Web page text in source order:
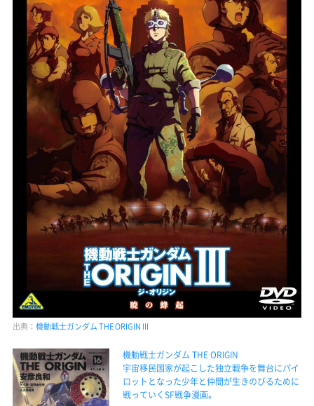
出典： 機動戦士ガンダム THE ORIGIN III
機動戦士ガンダム THE ORIGIN
宇宙移民国家が起こした独立戦争を舞台にパイ
ロットとなった少年と仲間が生きのびるために
戦っていくSF戦争漫画。